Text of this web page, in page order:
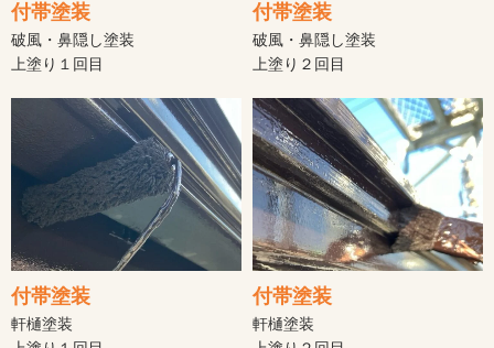
付帯塗装
破風・鼻隠し塗装
上塗り１回目
付帯塗装
破風・鼻隠し塗装
上塗り２回目
付帯塗装
軒樋塗装
付帯塗装
軒樋塗装